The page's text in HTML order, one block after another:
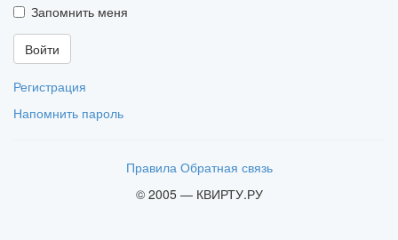
Запомнить меня
Регистрация
Напомнить пароль
Правила Обратная связь
© 2005 — КВИРТУ.РУ